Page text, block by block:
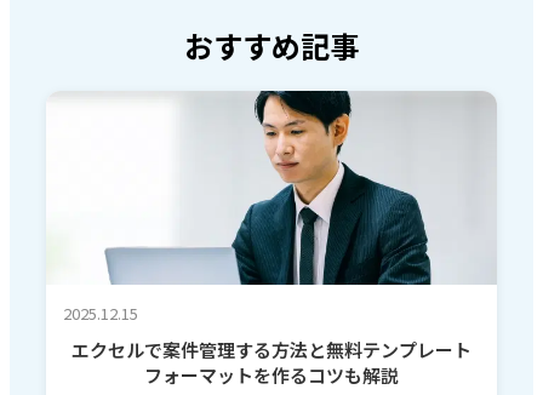
おすすめ記事
2025.12.15
エクセルで案件管理する方法と無料テンプレート
フォーマットを作るコツも解説